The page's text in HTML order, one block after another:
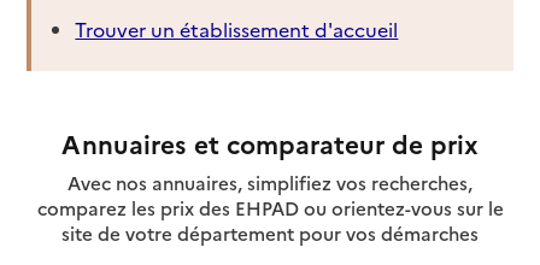
Trouver un établissement d'accueil
Annuaires et comparateur de prix
Avec nos annuaires, simplifiez vos recherches,
comparez les prix des EHPAD ou orientez-vous sur le
site de votre département pour vos démarches